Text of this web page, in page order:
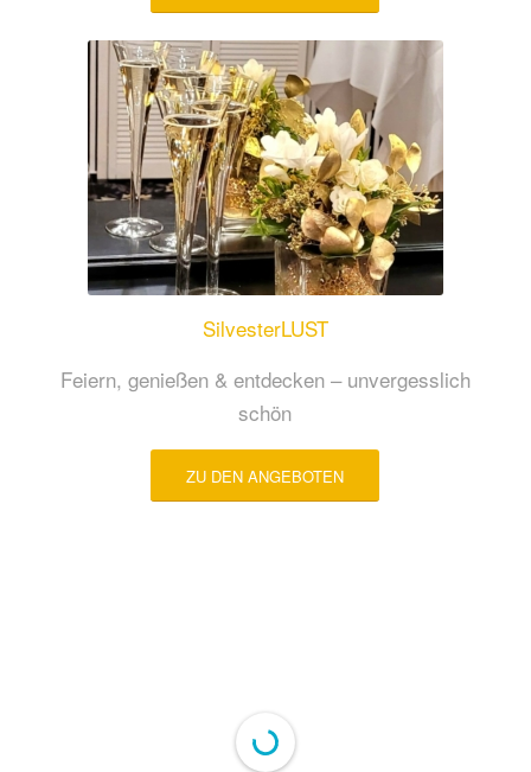
SilvesterLUST
Feiern, genießen & entdecken – unvergesslich
schön
ZU DEN ANGEBOTEN